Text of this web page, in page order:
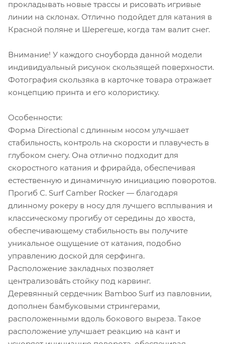
прокладывать новые трассы и рисовать игривые
линии на склонах. Отлично подойдет для катания в
Красной поляне и Шерегеше, когда там валит снег.
Внимание! У каждого сноуборда данной модели
индивидуальный рисунок скользящей поверхности.
Фотография скользяка в карточке товара отражает
концепцию принта и его колористику.
Особенности:
Форма Directional с длинным носом улучшает
стабильность, контроль на скорости и плавучесть в
глубоком снегу. Она отлично подходит для
скоростного катания и фрирайда, обеспечивая
естественную и динамичную инициацию поворотов.
Прогиб C. Surf Camber Rocker — благодаря
длинному рокеру в носу для лучшего всплывания и
классическому прогибу от середины до хвоста,
обеспечивающему стабильность вы получите
уникальное ощущение от катания, подобно
управлению доской для серфинга.
Расположение закладных позволяет
централизова́ть стойку под карвинг.
Деревянный сердечник Bamboo Surf из павловнии,
дополнен бамбуковыми стрингерами,
расположенными вдоль бокового выреза. Такое
расположение улучшает реакцию на кант и